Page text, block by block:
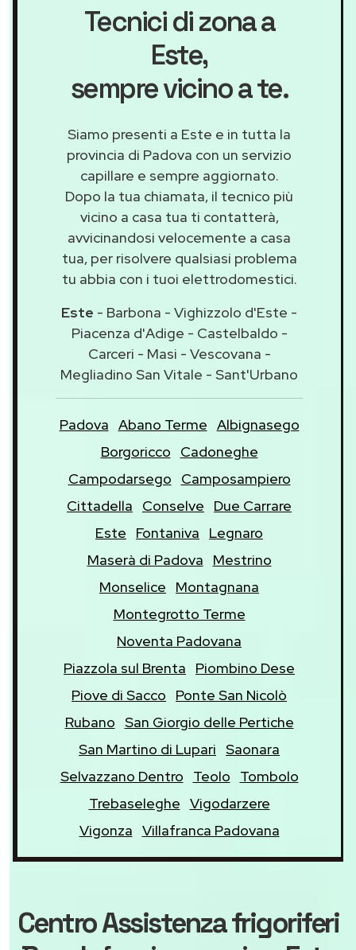
Tecnici di zona a
Este,
sempre vicino a te.
Siamo presenti a Este e in tutta la
provincia di Padova con un servizio
capillare e sempre aggiornato.
Dopo la tua chiamata, il tecnico più
vicino a casa tua ti contatterà,
avvicinandosi velocemente a casa
tua, per risolvere qualsiasi problema
tu abbia con i tuoi elettrodomestici.
Este - Barbona - Vighizzolo d'Este -
Piacenza d'Adige - Castelbaldo -
Carceri - Masi - Vescovana -
Megliadino San Vitale - Sant'Urbano
Padova Abano Terme Albignasego
Borgoricco
Cadoneghe
Campodarsego
Camposampiero
Cittadella
Conselve
Due Carrare
Este
Fontaniva
Legnaro
Maserà di Padova
Mestrino
Monselice
Montagnana
Montegrotto Terme
Noventa Padovana
Piazzola sul Brenta
Piombino Dese
Piove di Sacco
Ponte San Nicolò
Rubano San Giorgio delle Pertiche
San Martino di Lupari Saonara
Selvazzano Dentro
Teolo
Tombolo
Trebaseleghe Vigodarzere
Vigonza Villafranca Padovana
Centro Assistenza frigoriferi